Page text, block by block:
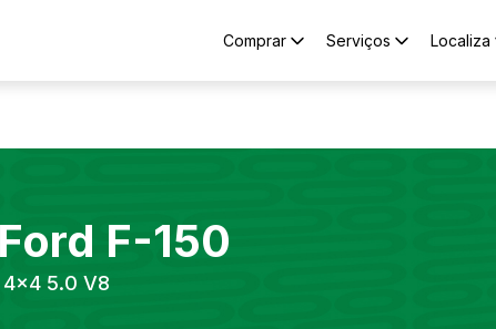
Comprar Serviços Localiza
Ford F-150
4x4 5.0 V8